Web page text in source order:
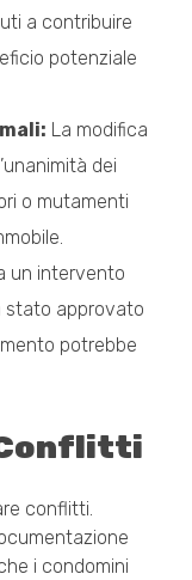
a contribuire
potenziale
La modifica
dei
o mutamenti
un intervento
stato approvato
potrebbe
Conflitti
conflitti.
i condomini